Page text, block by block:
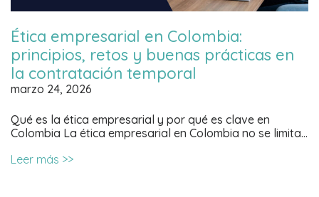
Ética empresarial en Colombia:
principios, retos y buenas prácticas en
la contratación temporal
marzo 24, 2026
Qué es la ética empresarial y por qué es clave en
Colombia La ética empresarial en Colombia no se limita…
Leer más >>